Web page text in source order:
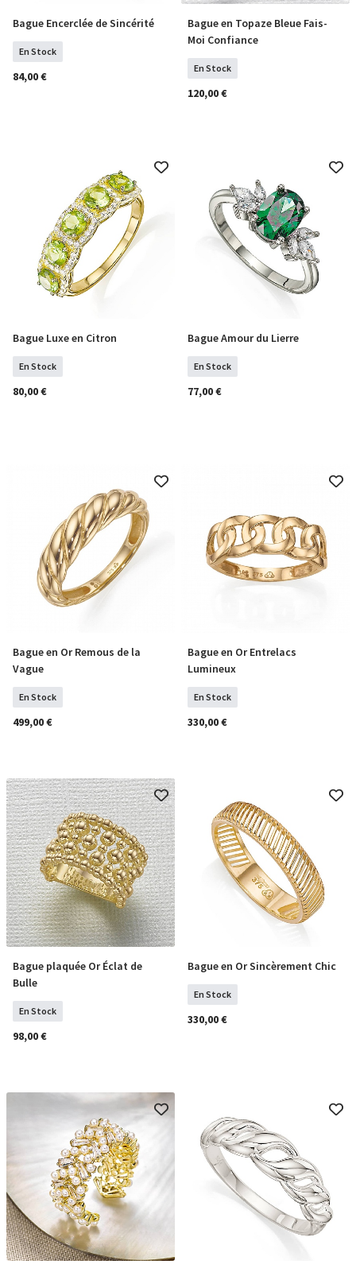
COMMANDER
Bague Encerclée de Sincérité
En Stock
84,00 €
Sélectionner Tailles
Bague en Topaze Bleue Fais-
Moi Confiance
En Stock
120,00 €
Sélectionner Tailles
Bague Luxe en Citron
En Stock
80,00 €
Sélectionner Tailles
Bague Amour du Lierre
En Stock
77,00 €
Sélectionner Tailles
Bague en Or Remous de la
Vague
En Stock
499,00 €
Sélectionner Tailles
Bague en Or Entrelacs
Lumineux
En Stock
330,00 €
Sélectionner Tailles
Bague plaquée Or Éclat de
Bulle
En Stock
98,00 €
Sélectionner Tailles
Bague en Or Sincèrement Chic
En Stock
330,00 €